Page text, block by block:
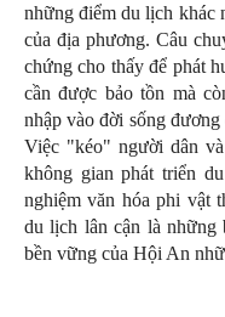
những điểm du lịch khác
của địa phương. Câu
chứng cho thấy để phát
cần được bảo tồn mà
nhập vào đời sống
Việc "kéo" người dân
không gian phát triển
nghiệm văn hóa phi vật
du lịch lân cận là những
bền vững của Hội An